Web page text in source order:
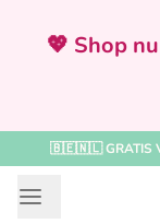
💖 Shop
🇧🇪🇳🇱 GRATIS